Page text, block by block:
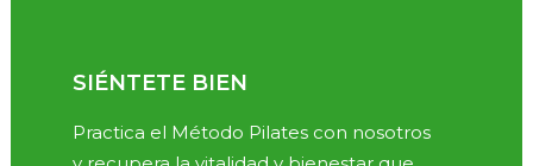
SIÉNTETE BIEN
Practica el Método Pilates con nosotros